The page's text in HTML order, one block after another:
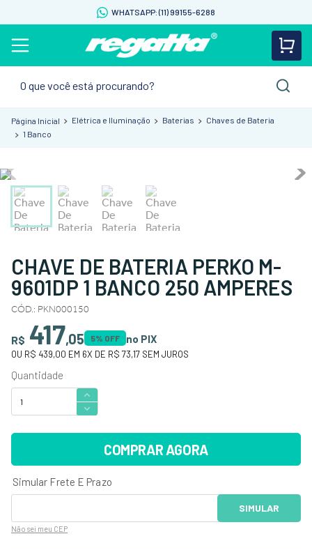
WHATSAPP: (11) 99155-6288
Elétrica e Iluminação Baterias
Chaves de Bateria
1 Banco
CHAVE DE BATERIA PERKO M-
9601DP 1 BANCO 250 AMPERES
CÓD.: PKN000150
R$ 417,05 5% OFF no PIX
OU R$ 439,00 EM 6X DE R$ 73,17 SEM JUROS
COMPRAR AGORA
Não sei meu CEP